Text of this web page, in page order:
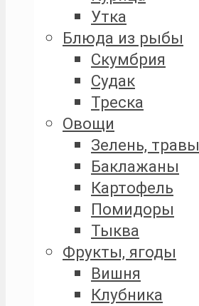
Утка
Блюда из рыбы
Скумбрия
Судак
Треска
Овощи
Зелень, травы
Баклажаны
Картофель
Помидоры
Тыква
Фрукты, ягоды
Вишня
Клубника